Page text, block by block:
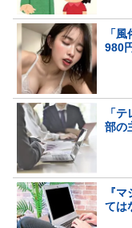
「
980
「
部の
『
ては